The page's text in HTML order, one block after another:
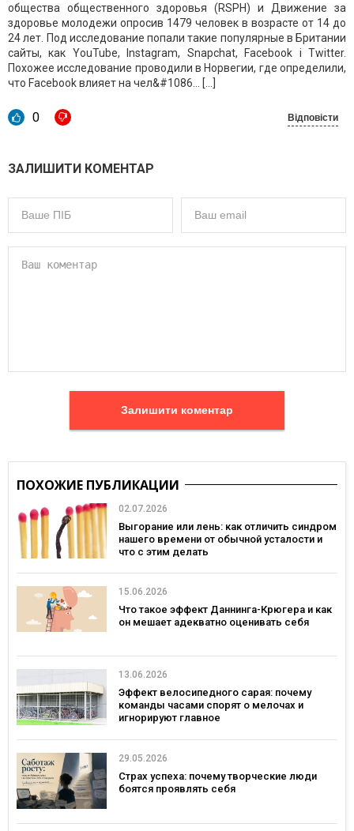
общества общественного здоровья (RSPH) и Движение за
здоровье молодежи опросив 1479 человек в возрасте от 14 до
24 лет. Под исследование попали такие популярные в Британии
сайты, как YouTube, Instagram, Snapchat, Facebook і Twitter.
Похожее исследование проводили в Норвегии, где определили,
что Facebook влияет на чел&#1086… […]
0 Відповісти
ЗАЛИШИТИ КОМЕНТАР
Залишити коментар
ПОХОЖИЕ ПУБЛИКАЦИИ
02.07.2026
Выгорание или лень: как отличить синдром
нашего времени от обычной усталости и
что с этим делать
15.06.2026
Что такое эффект Даннинга-Крюгера и как
он мешает адекватно оценивать себя
13.06.2026
Эффект велосипедного сарая: почему
команды часами спорят о мелочах и
игнорируют главное
29.05.2026
Страх успеха: почему творческие люди
боятся проявлять себя